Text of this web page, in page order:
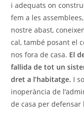
i adequats on
fem a les
nostre abast,
cal, també posant el
nos fora de casa. El
fallida de tot un
dret a l’habitatge. I
inoperància de
de casa per defensar